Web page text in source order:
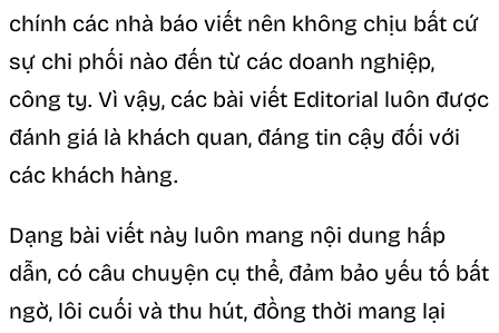
chính các nhà báo viết nên không chịu bất cứ
sự chi phối nào đến từ các doanh nghiệp,
công ty. Vì vậy, các bài viết Editorial luôn được
đánh giá là khách quan, đáng tin cậy đối với
các khách hàng.
Dạng bài viết này luôn mang nội dung hấp
dẫn, có câu chuyện cụ thể, đảm bảo yếu tố bất
ngờ, lôi cuối và thu hút, đồng thời mang lại